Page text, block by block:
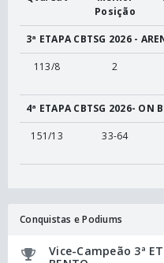
Posição
3ª ETAPA CBTSG 2026 -
113/8 2
4ª ETAPA CBTSG 2026- ON
151/13 33-64
Conquistas e Podiums
Vice-Campeão 3ª